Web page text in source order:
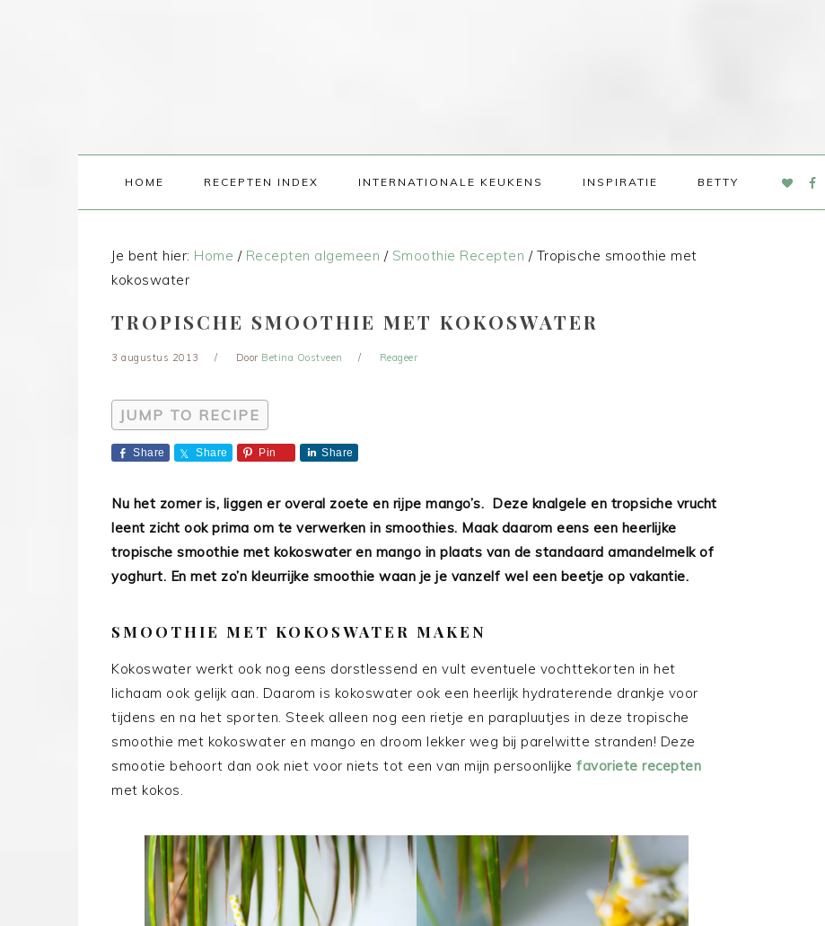
HOME RECEPTEN INDEX INTERNATIONALE KEUKENS INSPIRATIE BETTY
NAV
Je bent hier: Home / Recepten algemeen / Smoothie Recepten /Tropische smoothie met
kokoswater
TROPISCHE SMOOTHIE MET KOKOSWATER
3 augustus 2013 Door Betina Oostveen Reageer
JUMP TO RECIPE
Share Share Pin Share
Nu het zomer is, liggen er overal zoete en rijpe mango’s. Deze knalgele en tropsiche vrucht
leent zicht ook prima om te verwerken in smoothies. Maak daarom eens een heerlijke
tropische smoothie met kokoswater en mango in plaats van de standaard amandelmelk of
yoghurt. En met zo’n kleurrijke smoothie waan je je vanzelf wel een beetje op vakantie.
SMOOTHIE MET KOKOSWATER MAKEN
Kokoswater werkt ook nog eens dorstlessend en vult eventuele vochttekorten in het
lichaam ook gelijk aan. Daarom is kokoswater ook een heerlijk hydraterende drankje voor
tijdens en na het sporten. Steek alleen nog een rietje en parapluutjes in deze tropische
smoothie met kokoswater en mango en droom lekker weg bij parelwitte stranden! Deze
smootie behoort dan ook niet voor niets tot een van mijn persoonlijke favoriete recepten
met kokos.